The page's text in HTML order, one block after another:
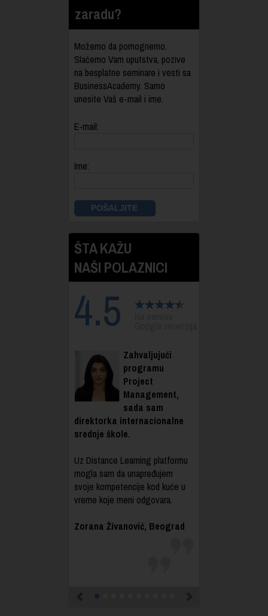
zaradu?
Možemo da pomognemo.
Slaćemo Vam uputstva, pozive
na besplatne seminare i vesti sa
BusinessAcademy. Samo
unesite Vaš e-mail i ime.
E-mail:
Ime:
ŠTA KAŽU
NAŠI POLAZNICI
4.5
Zahvaljujući
programu
Project
Management,
sada sam
direktorka internacionalne
srednje škole.
Uz Distance Learning platformu
mogla sam da unapređujem
svoje kompetencije kod kuće u
vreme koje meni odgovara.
Zorana Živanović, Beograd